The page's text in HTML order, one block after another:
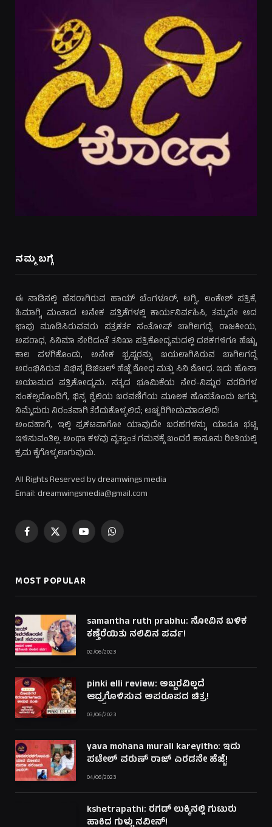
ನಮ್ಮ ಬಗ್ಗೆ
ಈ ನಾಡಿನಲ್ಲಿ ಹೆಸರಾಗಿರುವ ಹಾಯ್ ಬೆಂಗಳೂರ್, ಅಗ್ನಿ, ಲಂಕೇಶ್ ಪತ್ರಿಕೆ,
ಹಿಮಾಗ್ನಿ ಮಂತಾದ ಅನೇಕ ಪತ್ರಿಕೆಗಳಲ್ಲಿ ಕಾರ್ಯನಿರ್ವಹಿಸಿ, ತಮ್ಮದೇ ಆದ
ಛಾಪು ಮೂಡಿಸಿರುವವರು ಪತ್ರಕರ್ತ ಸಂತೋಷ್ ಬಾಗಿಲಗದ್ದೆ. ರಾಜಕೀಯ,
ಅಪರಾಧ, ಸಿನಿಮಾ ಸೇರಿದಂತೆ ತನಿಖಾ ಪತ್ರಿಕೋದ್ಯಮದಲ್ಲಿ ದಶಕಗಳಿಗೂ ಹೆಚ್ಚು
ಕಾಲ ಪಳಗಿಕೊಂಡು, ಅನೇಕ ಭ್ರಷ್ಟರನ್ನು ಬಯಲಾಗಿಸಿರುವ ಬಾಗಿಲಗದ್ದೆ
ಆರಂಭಿಸಿರುವ ವಿಭಿನ್ನ ಡಿಜಿಟಲ್ ಹೆಜ್ಜೆ ಶೋಧ ಮತ್ತು ಸಿನಿ ಶೋಧ. ಇದು ಹೊಸಾ
ಆಯಾಮದ ಪತ್ರಿಕೋದ್ಯಮ. ಸತ್ಯದ ಭೂಮಿಕೆಯ ನೇರ-ನಿಷ್ಠುರ ವರದಿಗಳ
ಸಂಕಲ್ಪದೊಂದಿಗೆ, ಭಿನ್ನ ಶೈಲಿಯ ಬರವಣಿಗೆಯ ಮೂಲಕ ಹೊಸತೊಂದು ಜಗತ್ತು
ನಿಮ್ಮೆದುರು ನಿರಂತವಾಗಿ ತೆರೆದುಕೊಳ್ಳಲಿದೆ; ಅಚ್ಚರಿಗೀಡುಮಾಡಲಿದೆ!
ಅಂದಹಾಗೆ, ಇಲ್ಲಿ ಪ್ರಕಟವಾಗೋ ಯಾವುದೇ ಬರಹಗಳನ್ನು ಯಾರೂ ಭಟ್ಟಿ
ಇಳಿಸುವಂತಿಲ್ಲ. ಅಂಥಾ ಕಳವು ವೃತ್ತಾಂತ ಗಮನಕ್ಕೆ ಬಂದರೆ ಕಾನೂನು ರೀತಿಯಲ್ಲಿ
ಕ್ರಮ ಕೈಗೊಳ್ಳಲಾಗುವುದು.
All Rights Reserved by dreamwings media
Email: dreamwingsmedia@gmail.com
Facebook
X
YouTubeWhatsApp
MOST POPULAR
samantha ruth prabhu: ನೋವಿನ ಬಳಿಕ
ಕಣ್ತೆರೆಯಿತು ನಲಿವಿನ ಪರ್ವ!
02/06/2023
pinki elli review: ಅಬ್ಬರವಿಲ್ಲದೆ
ಆದ್ರ್ರಗೊಳಿಸುವ ಅಪರೂಪದ ಚಿತ್ರ!
03/06/2023
yava mohana murali kareyitho: ಇದು
ಪಟೇಲ್ ವರುಣ್ ರಾಜ್ ಎರಡನೇ ಹೆಜ್ಜೆ!
04/06/2023
kshetrapathi: ರಗಡ್ ಲುಕ್ಕಿನಲ್ಲಿ ಗುಟುರು
ಹಾಕಿದ ಗುಳ್ಟು ನವೀನ್!